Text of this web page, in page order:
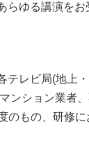
ゆる講演をお
テレビ局(地上
ンション業者
のもの、研修